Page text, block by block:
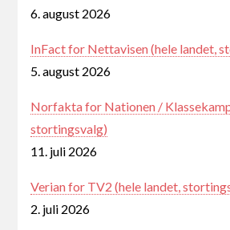
6. august 2026
InFact for Nettavisen (hele landet,
5. august 2026
Norfakta for Nationen /
stortingsvalg)
11. juli 2026
Verian for TV2 (hele landet,
2. juli 2026